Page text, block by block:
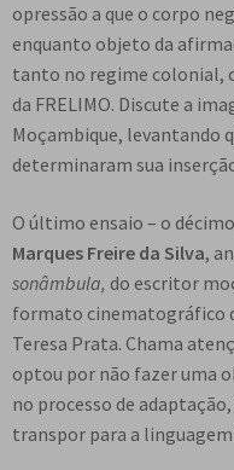
opressão a que o corpo
enquanto objeto da
tanto no regime colonial,
da FRELIMO. Discute a
Moçambique, levantando
determinaram sua
O último ensaio – o
Marques Freire da Silva,
sonâmbula, do escritor
formato cinematográfico
Teresa Prata. Chama
optou por não fazer uma
no processo de
transpor para a